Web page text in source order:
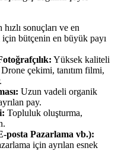
hızlı sonuçları ve en
bütçenin en büyük payı
Yüksek kaliteli
çekimi, tanıtım filmi,
Uzun vadeli organik
pay.
Topluluk oluşturma,
posta Pazarlama vb.):
için ayrılan esnek